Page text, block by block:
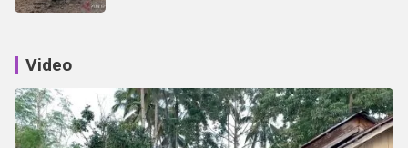
Video